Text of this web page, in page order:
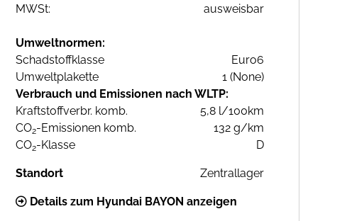
MWSt:
ausweisbar
Umweltnormen:
Schadstoffklasse
Euro6
Umweltplakette
1 (None)
Verbrauch und Emissionen nach WLTP:
Kraftstoffverbr. komb.
5,8 l/100km
CO2-Emissionen komb.
132 g/km
CO2-Klasse D
Standort Zentrallager
Details zum Hyundai BAYON anzeigen